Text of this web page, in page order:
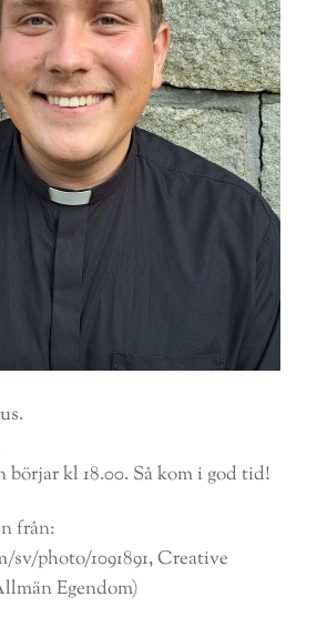
börjar kl 18.00. Så kom i god tid!
från:
photo/1091891, Creative
Egendom)